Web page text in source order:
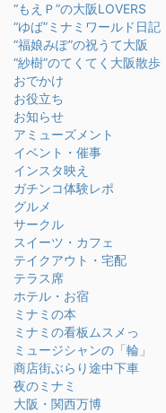
“もえＰ”の大阪LOVERS
“ゆば”ミナミワールド日記
“福娘みぽ”の祝うて大阪
“紗樹”のてくてく大阪散歩
おでかけ
お役立ち
お知らせ
アミューズメント
イベント・催事
インスタ映え
ガチンコ体験レポ
グルメ
サークル
スイーツ・カフェ
テイクアウト・宅配
テラス席
ホテル・お宿
ミナミの本
ミナミの看板ムスメっ
ミュージシャンの「輪」
商店街ぶらり途中下車
夜のミナミ
大阪・関西万博